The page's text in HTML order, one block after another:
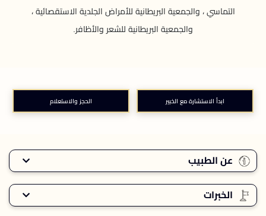
التماسي ، والجمعية البريطانية للأمراض الجلدية الاستقصائية ،
والجمعية البريطانية للشعر والأظافر.
ابدأ الاستشارة مع الخبير الحجز والاستعلام
عن الطبيب
الخبرات